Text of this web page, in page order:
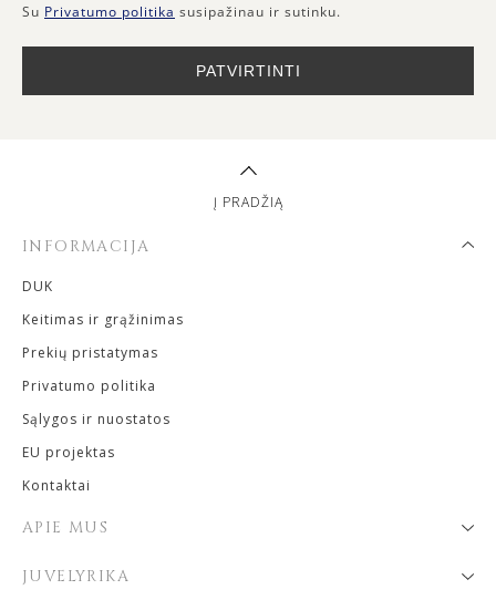
Su Privatumo politika susipažinau ir sutinku.
PATVIRTINTI
INFORMACIJA
DUK
Keitimas ir grąžinimas
Prekių pristatymas
Privatumo politika
Sąlygos ir nuostatos
EU projektas
Kontaktai
APIE MUS
JUVELYRIKA
Į PRADŽIĄ